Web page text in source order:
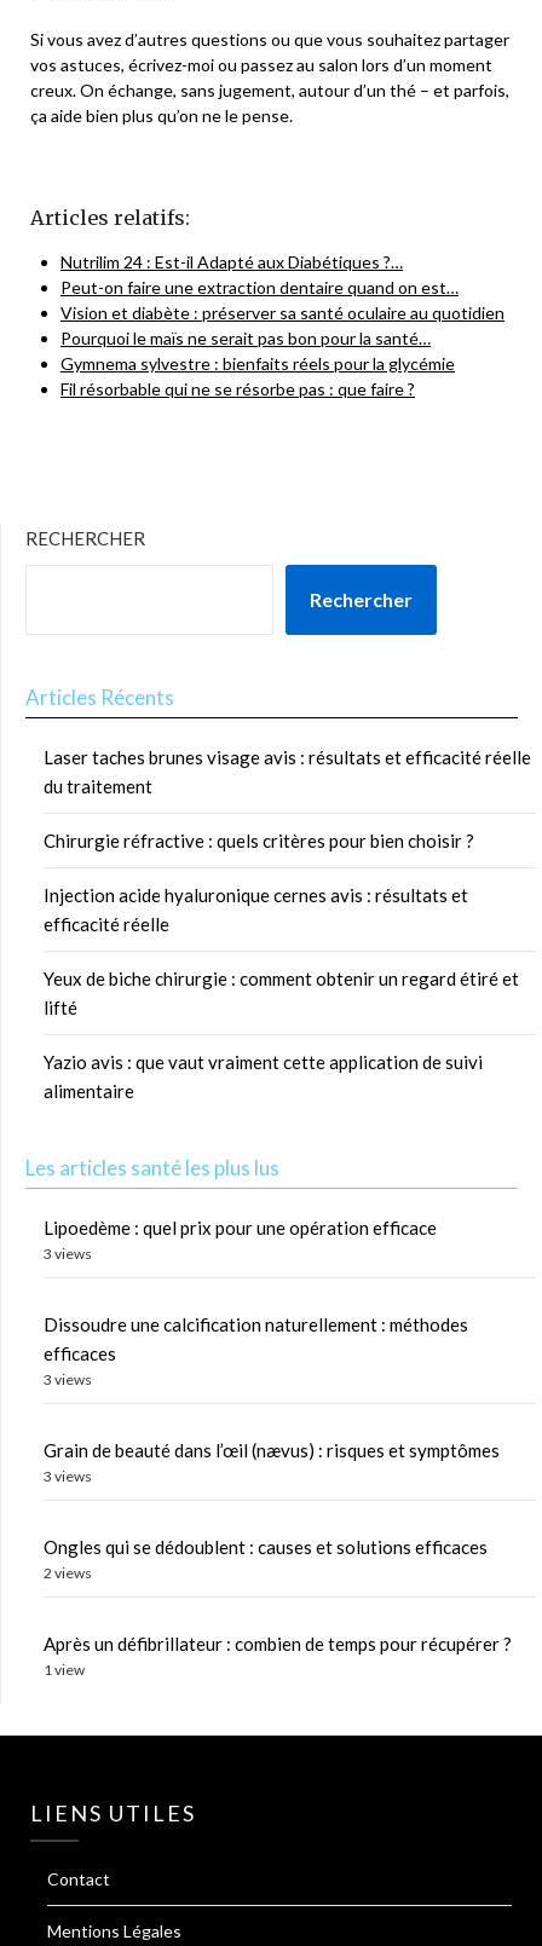
Si vous avez d’autres questions ou que vous souhaitez partager
vos astuces, écrivez-moi ou passez au salon lors d’un moment
creux. On échange, sans jugement, autour d’un thé – et parfois,
ça aide bien plus qu’on ne le pense.
Articles relatifs:
Nutrilim 24 : Est-il Adapté aux Diabétiques ?…
Peut-on faire une extraction dentaire quand on est…
Vision et diabète : préserver sa santé oculaire au quotidien
Pourquoi le maïs ne serait pas bon pour la santé…
Gymnema sylvestre : bienfaits réels pour la glycémie
Fil résorbable qui ne se résorbe pas : que faire ?
RECHERCHER
Rechercher
Articles Récents
Laser taches brunes visage avis : résultats et efficacité réelle
du traitement
Chirurgie réfractive : quels critères pour bien choisir ?
Injection acide hyaluronique cernes avis : résultats et
efficacité réelle
Yeux de biche chirurgie : comment obtenir un regard étiré et
lifté
Yazio avis : que vaut vraiment cette application de suivi
alimentaire
Les articles santé les plus lus
Lipoedème : quel prix pour une opération efficace
3 views
Dissoudre une calcification naturellement : méthodes
efficaces
3 views
Grain de beauté dans l’œil (nævus) : risques et symptômes
3 views
Ongles qui se dédoublent : causes et solutions efficaces
2 views
Après un défibrillateur : combien de temps pour récupérer ?
1 view
LIENS UTILES
Contact
Mentions Légales